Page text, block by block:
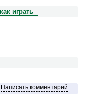
как играть
Написать комментарий